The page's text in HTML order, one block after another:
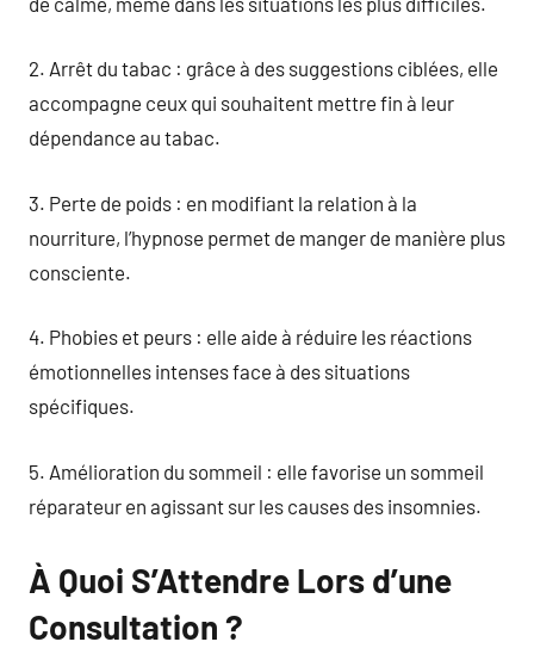
2. Arrêt du tabac : grâce à des suggestions ciblées, elle
accompagne ceux qui souhaitent mettre fin à leur
dépendance au tabac.
3. Perte de poids : en modifiant la relation à la
nourriture, l’hypnose permet de manger de manière plus
consciente.
4. Phobies et peurs : elle aide à réduire les réactions
émotionnelles intenses face à des situations
spécifiques.
5. Amélioration du sommeil : elle favorise un sommeil
réparateur en agissant sur les causes des insomnies.
À Quoi S’Attendre Lors d’une
Consultation ?